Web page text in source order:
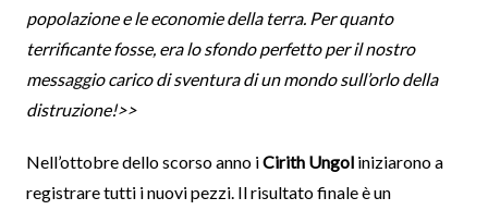
popolazione e le economie della terra. Per quanto
terrificante fosse, era lo sfondo perfetto per il nostro
messaggio carico di sventura di un mondo sull’orlo della
distruzione!>>
Nell’ottobre dello scorso anno iCirith Ungoliniziarono a
registrare tutti i nuovi pezzi. Il risultato finale è un